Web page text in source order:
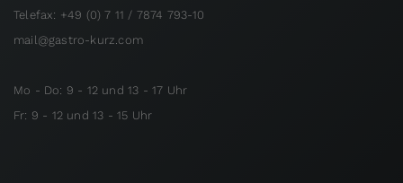
Telefax: +49 (0) 7 11 / 7874 793-10
mail@gastro-kurz.com
Mo - Do: 9 - 12 und 13 - 17 Uhr
Fr: 9 - 12 und 13 - 15 Uhr